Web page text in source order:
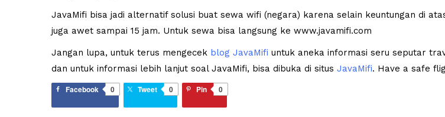
JavaMifi bisa jadi alternatif solusi buat sewa wifi (negara) karena selain keuntungan di
juga awet sampai 15 jam. Untuk sewa bisa langsung ke www.javamifi.com
Jangan lupa, untuk terus mengecek blog JavaMifi untuk aneka informasi seru seputar
dan untuk informasi lebih lanjut soal JavaMifi, bisa dibuka di situs JavaMifi. Have a safe
Facebook
0 Tweet 0 Pin 0